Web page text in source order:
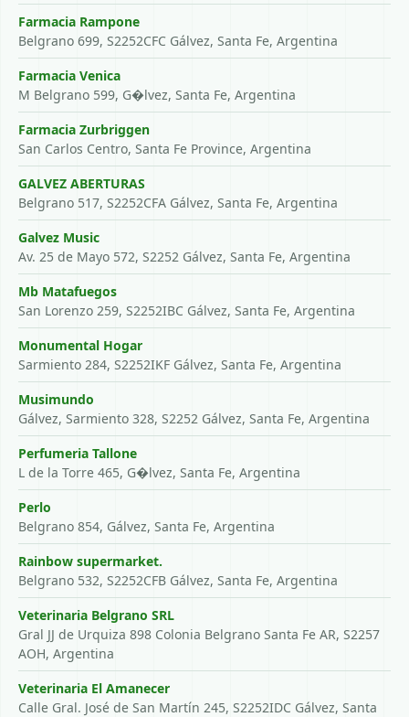
Farmacia Rampone
Belgrano 699, S2252CFC Gálvez, Santa Fe, Argentina
Farmacia Venica
M Belgrano 599, G�lvez, Santa Fe, Argentina
Farmacia Zurbriggen
San Carlos Centro, Santa Fe Province, Argentina
GALVEZ ABERTURAS
Belgrano 517, S2252CFA Gálvez, Santa Fe, Argentina
Galvez Music
Av. 25 de Mayo 572, S2252 Gálvez, Santa Fe, Argentina
Mb Matafuegos
San Lorenzo 259, S2252IBC Gálvez, Santa Fe, Argentina
Monumental Hogar
Sarmiento 284, S2252IKF Gálvez, Santa Fe, Argentina
Musimundo
Gálvez, Sarmiento 328, S2252 Gálvez, Santa Fe, Argentina
Perfumeria Tallone
L de la Torre 465, G�lvez, Santa Fe, Argentina
Perlo
Belgrano 854, Gálvez, Santa Fe, Argentina
Rainbow supermarket.
Belgrano 532, S2252CFB Gálvez, Santa Fe, Argentina
Veterinaria Belgrano SRL
Gral JJ de Urquiza 898 Colonia Belgrano Santa Fe AR, S2257
AOH, Argentina
Veterinaria El Amanecer
Calle Gral. José de San Martín 245, S2252IDC Gálvez, Santa